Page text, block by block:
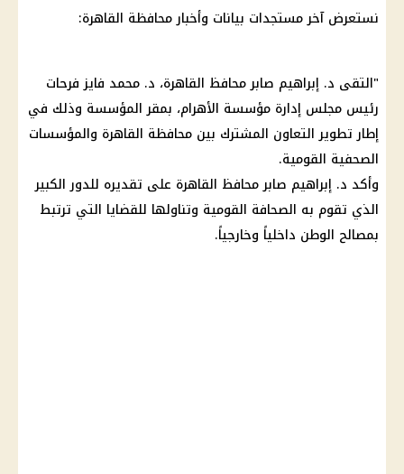
نستعرض آخر مستجدات بيانات وأخبار محافظة القاهرة:
"التقى د. إبراهيم صابر محافظ القاهرة، د. محمد فايز فرحات
رئيس مجلس إدارة مؤسسة الأهرام، بمقر المؤسسة وذلك في
إطار تطوير التعاون المشترك بين محافظة القاهرة والمؤسسات
الصحفية القومية.
وأكد د. إبراهيم صابر محافظ القاهرة على تقديره للدور الكبير
الذي تقوم به الصحافة القومية وتناولها للقضايا التي ترتبط
بمصالح الوطن داخلياً وخارجياً.